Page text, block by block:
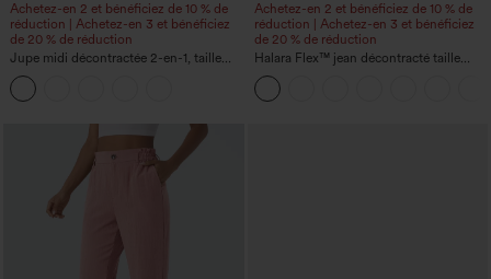
Achetez-en 2 et bénéficiez de 10 % de
réduction | Achetez-en 3 et bénéficiez
de 20 % de réduction
Jupe midi décontractée 2-en-1, taille
haute à effet gainant, froncée avec
ourlet arrondi, en polaire et PU
Achetez-en 2 et bénéficiez de 10 % de
réduction | Achetez-en 3 et bénéficiez
de 20 % de réduction
Halara Flex™ jean décontracté taille
haute à effet gainant, coupe large, avec
poches